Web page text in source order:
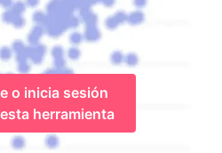
o inicia sesión
herramienta